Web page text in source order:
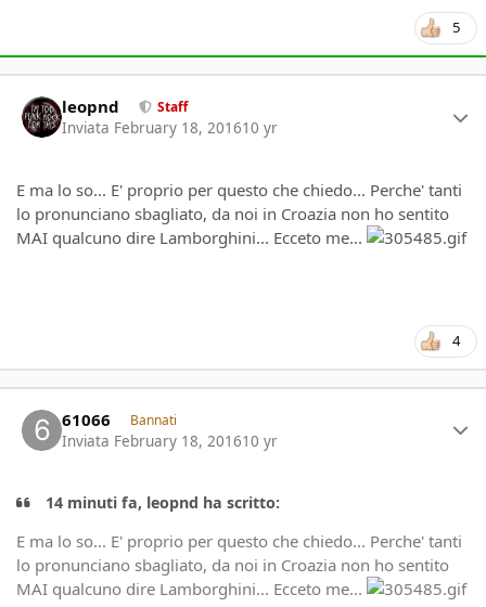
5
leopnd Staff
Inviata February 18, 201610 yr
E ma lo so... E' proprio per questo che chiedo... Perche' tanti
lo pronunciano sbagliato, da noi in Croazia non ho sentito
MAI qualcuno dire Lamborghini... Ecceto me...
4
61066 Bannati
Inviata February 18, 201610 yr
14 minuti fa, leopnd ha scritto:
E ma lo so... E' proprio per questo che chiedo... Perche' tanti
lo pronunciano sbagliato, da noi in Croazia non ho sentito
MAI qualcuno dire Lamborghini... Ecceto me...